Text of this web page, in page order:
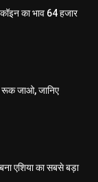
का भाव 64 हजार
रूक जाओ, जानिए
एशिया का सबसे बड़ा